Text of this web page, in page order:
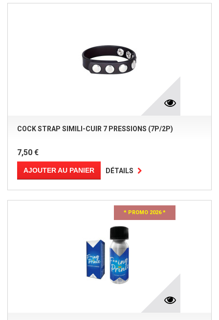
COCK STRAP SIMILI-CUIR 7 PRESSIONS (7P/2P)
7,50 €
AJOUTER AU PANIER DÉTAILS
* PROMO 2026 *